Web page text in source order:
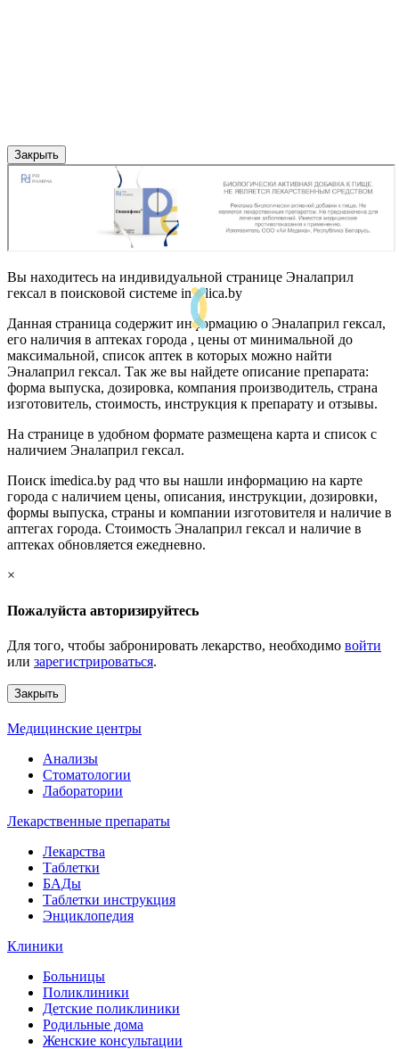
Закрыть
Вы находитесь на индивидуальной странице Эналаприл
гексал в поисковой системе imedica.by
Данная страница содержит информацию о Эналаприл гексал,
его наличия в аптеках города , цены от минимальной до
максимальной, список аптек в которых можно найти
Эналаприл гексал. Так же вы найдете описание препарата:
форма выпуска, дозировка, компания производитель, страна
изготовитель, стоимость, инструкция к препарату и отзывы.
На странице в удобном формате размещена карта и список с
наличием Эналаприл гексал.
Поиск imedica.by рад что вы нашли информацию на карте
города с наличием цены, описания, инструкции, дозировки,
формы выпуска, страны и компании изготовителя и наличие в
аптегах города. Стоимость Эналаприл гексал и наличие в
аптеках обновляется ежедневно.
×
Пожалуйста авторизируйтесь
Для того, чтобы забронировать лекарство, необходимо войти
или зарегистрироваться.
Закрыть
Медицинские центры
Анализы
Стоматологии
Лаборатории
Лекарственные препараты
Лекарства
Таблетки
БАДы
Таблетки инструкция
Энциклопедия
Клиники
Больницы
Поликлиники
Детские поликлиники
Родильные дома
Женские консультации